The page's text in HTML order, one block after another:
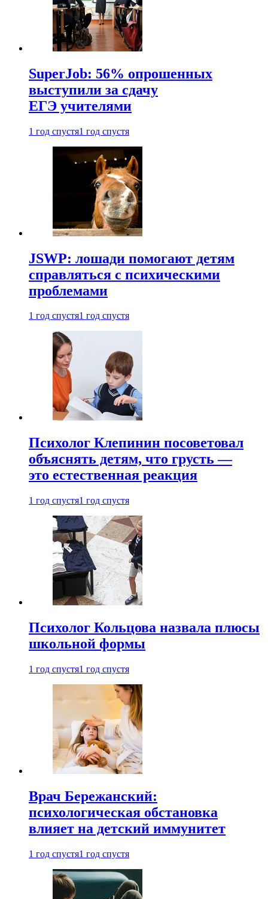
SuperJob: 56% опрошенных
выступили за сдачу
ЕГЭ учителями
1 год спустя1 год спустя
JSWP: лошади помогают детям
справляться с психическими
проблемами
1 год спустя1 год спустя
Психолог Клепинин посоветовал
объяснять детям, что грусть —
это естественная реакция
1 год спустя1 год спустя
Психолог Кольцова назвала плюсы
школьной формы
1 год спустя1 год спустя
Врач Бережанский:
психологическая обстановка
влияет на детский иммунитет
1 год спустя1 год спустя